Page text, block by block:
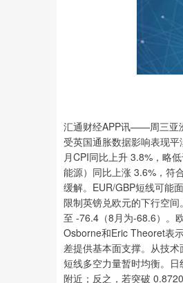
汇通财经APP讯——周三亚
受英国通胀数据影响表现
月CPI同比上升 3.8%，略
能源）同比上涨 3.6%，符
缓解。EUR/GBP短线可能
限制英镑兑欧元的下行空
至 -76.4（8月为-68.6）。
Osborne和Eric Theoret表
差提供基本面支撑。从技
短线多空力量暂时均衡。
附近；反之，若突破